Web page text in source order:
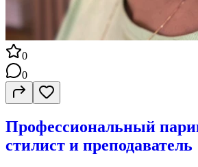
0
0
Профессиональный
стилист и преподаватель